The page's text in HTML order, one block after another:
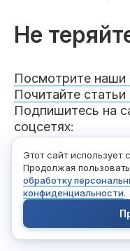
Не
Посмотрите наши
Почитайте статьи
Подпишитесь на
соцсетях:
Этот сайт использует
Продолжая
обработку
конфиденциальности.